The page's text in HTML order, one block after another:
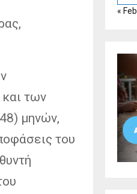
των
μηνών,
του
« Feb